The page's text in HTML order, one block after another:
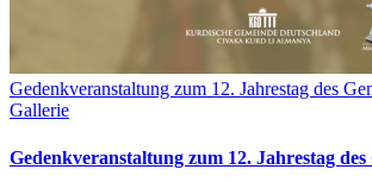
Gedenkveranstaltung zum 12. Jahrestag des
Gallerie
Gedenkveranstaltung zum 12. Jahrestag